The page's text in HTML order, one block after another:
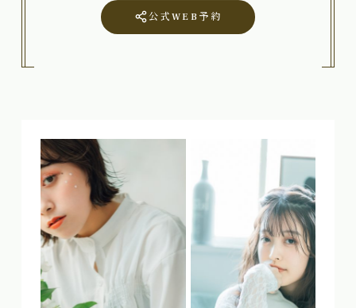
公式WEB予約